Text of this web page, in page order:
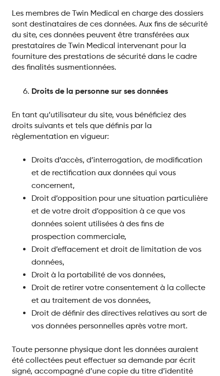
Les membres de Twin Medical en charge des dossiers
sont destinataires de ces données. Aux fins de sécurité
du site, ces données peuvent être transférées aux
prestataires de Twin Medical intervenant pour la
fourniture des prestations de sécurité dans le cadre
des finalités susmentionnées.
Droits de la personne sur ses données
En tant qu’utilisateur du site, vous bénéficiez des
droits suivants et tels que définis par la
règlementation en vigueur:
Droits d’accès, d’interrogation, de modification
et de rectification aux données qui vous
concernent,
Droit d’opposition pour une situation particulière
et de votre droit d’opposition à ce que vos
données soient utilisées à des fins de
prospection commerciale,
Droit d’effacement et droit de limitation de vos
données,
Droit à la portabilité de vos données,
Droit de retirer votre consentement à la collecte
et au traitement de vos données,
Droit de définir des directives relatives au sort de
vos données personnelles après votre mort.
Toute personne physique dont les données auraient
été collectées peut effectuer sa demande par écrit
signé, accompagné d’une copie du titre d’identité